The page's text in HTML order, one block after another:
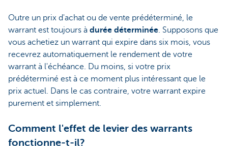
Outre un prix d'achat ou de vente prédéterminé, le
warrant est toujours à durée déterminée. Supposons que
vous achetiez un warrant qui expire dans six mois, vous
recevrez automatiquement le rendement de votre
warrant à l'échéance. Du moins, si votre prix
prédéterminé est à ce moment plus intéressant que le
prix actuel. Dans le cas contraire, votre warrant expire
purement et simplement.
Comment l'effet de levier des warrants
fonctionne-t-il?